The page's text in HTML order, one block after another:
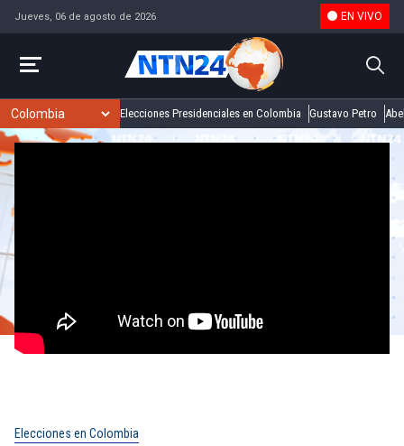
Jueves, 06 de agosto de 2026 EN VIVO
Elecciones Presidenciales en Colombia Gustavo Petro
Elecciones en Colombia